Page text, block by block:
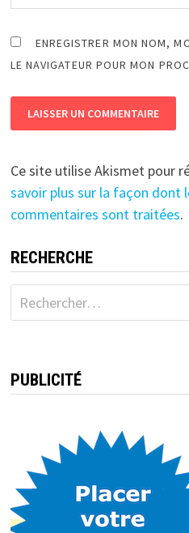
ENREGISTRER MON NOM,
LE NAVIGATEUR POUR MON
Ce site utilise Akismet pour
savoir plus sur la façon dont
commentaires sont traitées.
RECHERCHE
Rechercher :
PUBLICITÉ